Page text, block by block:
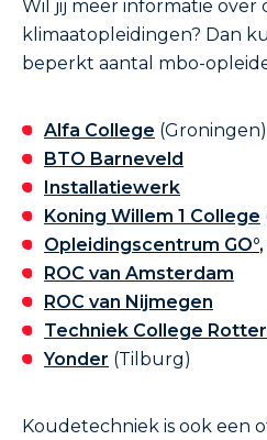
Wil jij meer informatie over
klimaatopleidingen? Dan
beperkt aantal mbo-
Alfa College (Groningen)
BTO Barneveld
Installatiewerk
Koning Willem 1 College
Opleidingscentrum GO°
ROC van Amsterdam
ROC van Nijmegen
Techniek College
Yonder (Tilburg)
Koudetechniek is ook een